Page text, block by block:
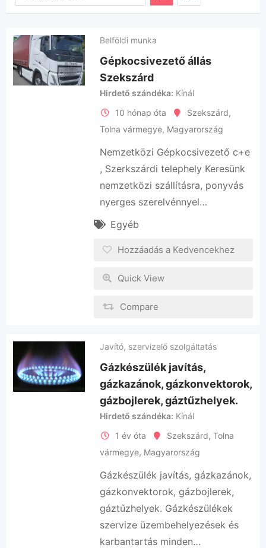
Belföldi munka
Gépkocsivezető állás
Szekszárd
Hirdető szándéka Kínál
10 hónap óta
Szekszárd,
Tolna vármegye, Magyarország
Nemzetközi Gépkocsivezető c+e
, Szerkszárdi telephely Keresünk
nemzetközi szállításra, ponyvás
nyerges szerelvénnyel…
Egyéb
Hozzáadás a Kedvencekhez
Quick View
Compare
Javító, szervizelő szolgáltatás
Gázkészülék javítás,
gázkazánok, gázkonvektorok,
gázbojlerek, gáztűzhelyek.
Hirdető szándéka Kínál
1 év óta
Szekszárd, Tolna
vármegye, Magyarország
Gázkészülék javítás, gázkazánok,
gázkonvektorok, gázbojlerek,
gáztűzhelyek. Gázkészülékek
szervize üzembehelyezések és
karbantartás minden…